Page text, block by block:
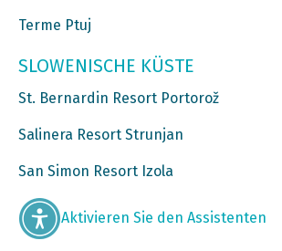
Terme Ptuj
SLOWENISCHE KÜSTE
St. Bernardin Resort Portorož
Salinera Resort Strunjan
San Simon Resort Izola
Aktivieren Sie den Assistenten